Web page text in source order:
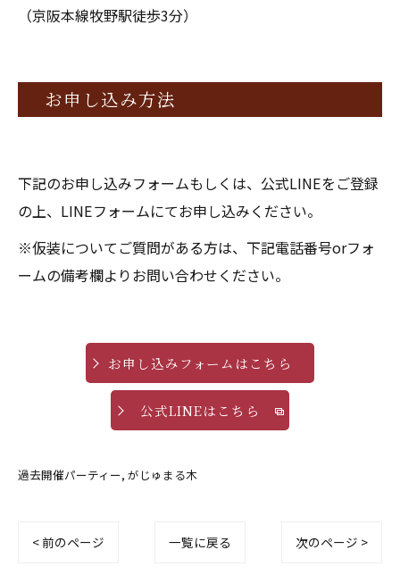
（京阪本線牧野駅徒歩3分）
お申し込み方法
下記のお申し込みフォームもしくは、公式LINEをご登録
の上、LINEフォームにてお申し込みください。
※仮装についてご質問がある方は、下記電話番号orフォ
ームの備考欄よりお問い合わせください。
お申し込みフォームはこちら
公式LINEはこちら
過去開催パーティー がじゅまる木
< 前のページ 一覧に戻る 次のページ >